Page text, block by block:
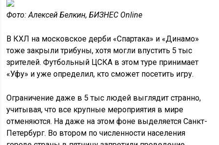
Фото: Алексей Белкин, БИЗНЕС Online
В КХЛ на московское дерби «Спартака» и «Динамо»
тоже закрыли трибуны, хотя могли впустить 5 тыс
зрителей. Футбольный ЦСКА в этом туре принимает
«Уфу» и уже определил, кто сможет посетить игру.
Ограничение даже в 5 тыс людей выглядит странно,
учитывая, что все крупные мероприятия в мире
отменяются. На даже на этом фоне выделяется Санкт-
Петербург. Во втором по численности населения